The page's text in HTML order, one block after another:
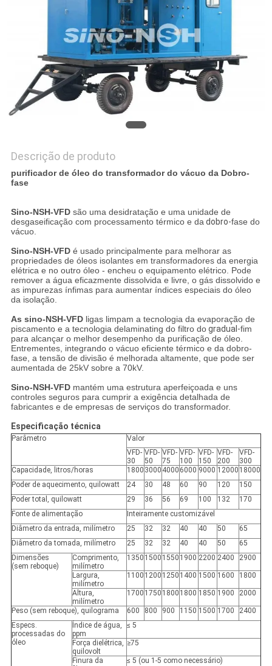
Descrição de produto
purificador de óleo do transformador do vácuo da Dobro-
fase
Sino-NSH-VFDsão uma desidratação e uma unidade de
desgaseificação com processamento térmico e dadobro-fase do
vácuo.
Sino-NSH-VFDé usado principalmente para melhorar as
propriedades de óleos isolantes em transformadores da energia
elétrica e no outro óleo - encheu o equipamento elétrico. Pode
remover a água eficazmente dissolvida e livre, o gás dissolvido e
as impurezas ínfimas para aumentar índices especiais do óleo
da isolação.
As sino-NSH-VFDligas limpam a tecnologia da evaporação de
piscamento e a tecnologia delaminating do filtro dogradual-fim
para alcançar o melhor desempenho da purificação de óleo.
Entrementes, integrando o vácuo eficiente térmico e da dobro-
fase, a tensão de divisão é melhorada altamente, que pode ser
aumentada de 25kV sobre a 70kV.
Sino-NSH-VFDmantém uma estrutura aperfeiçoada e uns
controles seguros para cumprir a exigência detalhada de
fabricantes e de empresas de serviços do transformador.
Especificação técnica
Parâmetro
Valor
VFD-
30
VFD-
50
VFD-
75
VFD-
100
VFD-
150
VFD-
200
VFD-
300
Capacidade, litros/horas
1800 3000 4000 6000 9000 12000 18000
Poder de aquecimento, quilowatt
24 30 48 60 90 120
150
Poder total, quilowatt
29 36 56 69 100 132
170
Fonte de alimentação
Inteiramente customizável
Diâmetro da entrada, milímetro
25 32 32 40 40 50
65
Diâmetro da tomada, milímetro
25 32 32 40 40 50
65
Dimensões
(sem reboque)
Comprimento,
milímetro
1350 1500 1550 1900 2200 2400 2900
Largura,
milímetro
1100 1200 1250 1400 1500 1600 1800
Altura,
milímetro
1700 1750 1800 1800 1850 1900 2000
Peso (sem reboque), quilograma 600 800 900 1150 1500 1700
2400
Especs.
processadas do
óleo
Índice de água,
ppm
≤ 5
Força dielétrica,
quilovolt
≥75
Finura da
≤ 5 (ou 1-5 como necessário)